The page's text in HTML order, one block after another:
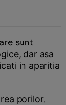
sunt
dar asa
in aparitia
porilor,